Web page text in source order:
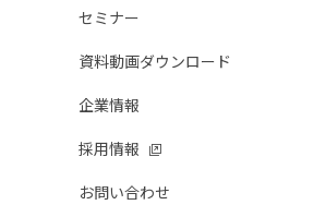
セミナー
資料動画ダウンロード
企業情報
採用情報
お問い合わせ